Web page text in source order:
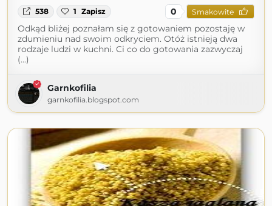
538 1 Zapisz 0 Smakowite
Odkąd bliżej poznałam się z gotowaniem pozostaję w
zdumieniu nad swoim odkryciem. Otóż istnieją dwa
rodzaje ludzi w kuchni. Ci co do gotowania zazwyczaj
(...)
Garnkofilia
garnkofilia.blogspot.com